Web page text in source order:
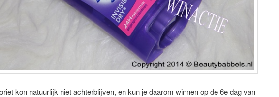
kon natuurlijk niet achterblijven, en kun je daarom winnen op de 6e dag van